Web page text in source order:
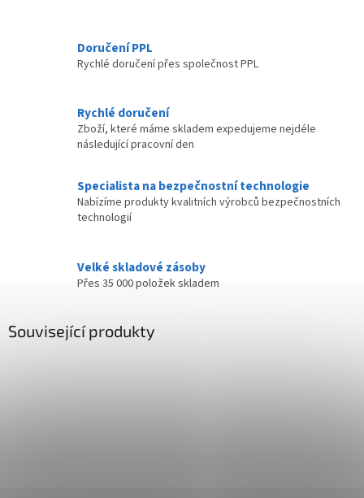
Doručení PPL
Rychlé doručení přes společnost PPL
Rychlé doručení
Zboží, které máme skladem expedujeme nejdéle
následující pracovní den
Specialista na bezpečnostní technologie
Nabízíme produkty kvalitních výrobců bezpečnostních
technologií
Velké skladové zásoby
Přes 35 000 položek skladem
Související produkty